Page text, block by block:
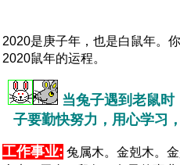
2020是庚子年，也是白鼠年。
2020鼠年的运程。
当兔子遇到老鼠时
子要勤快努力，用心学习
工作事业: 兔属木。金剋木。